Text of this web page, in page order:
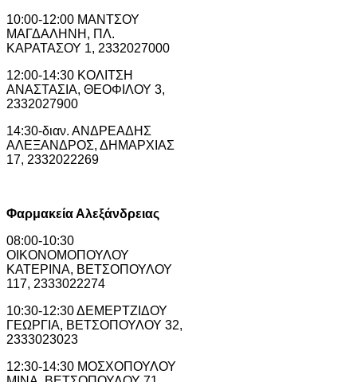
10:00-12:00 ΜΑΝΤΣΟΥ
ΜΑΓΔΑΛΗΝΗ, ΠΛ.
ΚΑΡΑΤΑΣΟΥ 1, 2332027000
12:00-14:30 ΚΟΛΙΤΣΗ
ΑΝΑΣΤΑΣΙΑ, ΘΕΟΦΙΛΟΥ 3,
2332027900
14:30-διαν. ΑΝΔΡΕΑΔΗΣ
ΑΛΕΞΑΝΔΡΟΣ, ΔΗΜΑΡΧΙΑΣ
17, 2332022269
Φαρμακεία Αλεξάνδρειας
08:00-10:30
ΟΙΚΟΝΟΜΟΠΟΥΛΟΥ
ΚΑΤΕΡΙΝΑ, ΒΕΤΣΟΠΟΥΛΟΥ
117, 2333022274
10:30-12:30 ΔΕΜΕΡΤΖΙΔΟΥ
ΓΕΩΡΓΙΑ, ΒΕΤΣΟΠΟΥΛΟΥ 32,
2333023023
12:30-14:30 ΜΟΣΧΟΠΟΥΛΟΥ